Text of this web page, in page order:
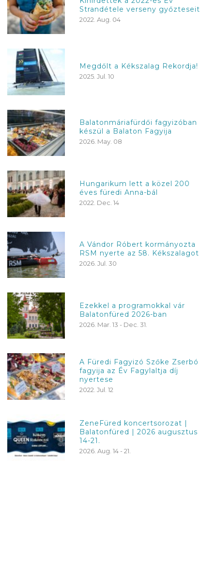
Strandétele verseny győzteseit
2022. Aug. 04
Megdőlt a Kékszalag Rekordja!
2025. Jul. 10
Balatonmáriafürdői fagyizóban
készül a Balaton Fagyija
2026. May. 08
Hungarikum lett a közel 200
éves füredi Anna-bál
2022. Dec. 14
A Vándor Róbert kormányozta
RSM nyerte az 58. Kékszalagot
2026. Jul. 30
Ezekkel a programokkal vár
Balatonfüred 2026-ban
2026. Mar. 13 - Dec. 31.
A Füredi Fagyizó Szőke Zserbó
fagyija az Év Fagylaltja díj
nyertese
2022. Jul. 12
ZeneFüred koncertsorozat |
Balatonfüred | 2026 augusztus
14-21.
2026. Aug. 14 - 21.